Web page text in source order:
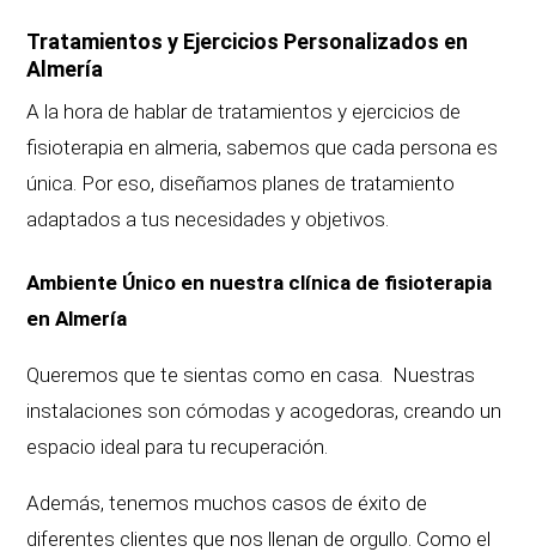
Tratamientos y Ejercicios Personalizados en
Almería
A la hora de hablar de tratamientos y ejercicios de
fisioterapia en almeria, sabemos que cada persona es
única. Por eso, diseñamos planes de tratamiento
adaptados a tus necesidades y objetivos.
Ambiente Único en nuestra clínica de fisioterapia
en Almería
Queremos que te sientas como en casa. Nuestras
instalaciones son cómodas y acogedoras, creando un
espacio ideal para tu recuperación.
Además, tenemos muchos casos de éxito de
diferentes clientes que nos llenan de orgullo. Como el